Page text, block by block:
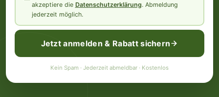
akzeptiere die Datenschutzerklärung. Abmeldung
jederzeit möglich.
Jetzt anmelden & Rabatt sichern
Kein Spam · Jederzeit abmeldbar · Kostenlos